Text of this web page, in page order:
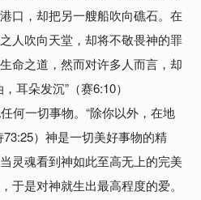
口，却把另一艘船吹向礁石。在
人吹向天堂，却将不敬畏神的罪
命之道，然而对许多人而言，却
耳朵发沉”（赛6:10）
何一切事物。“除你以外，在地
73:25）神是一切美好事物的精
灵魂看到神如此至高无上的完美
于是对神就生出最高程度的爱。